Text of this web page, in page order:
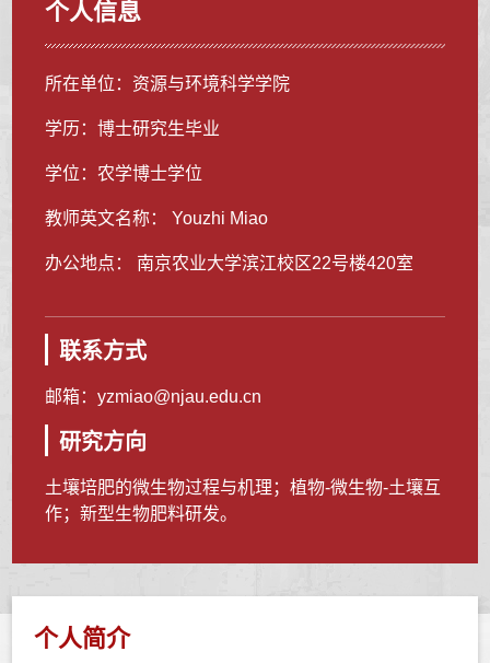
个人信息
所在单位：资源与环境科学学院
学历：博士研究生毕业
学位：农学博士学位
教师英文名称： Youzhi Miao
办公地点： 南京农业大学滨江校区22号楼420室
联系方式
邮箱：yzmiao@njau.edu.cn
研究方向
土壤培肥的微生物过程与机理；植物-微生物-土壤互
作；新型生物肥料研发。
个人简介